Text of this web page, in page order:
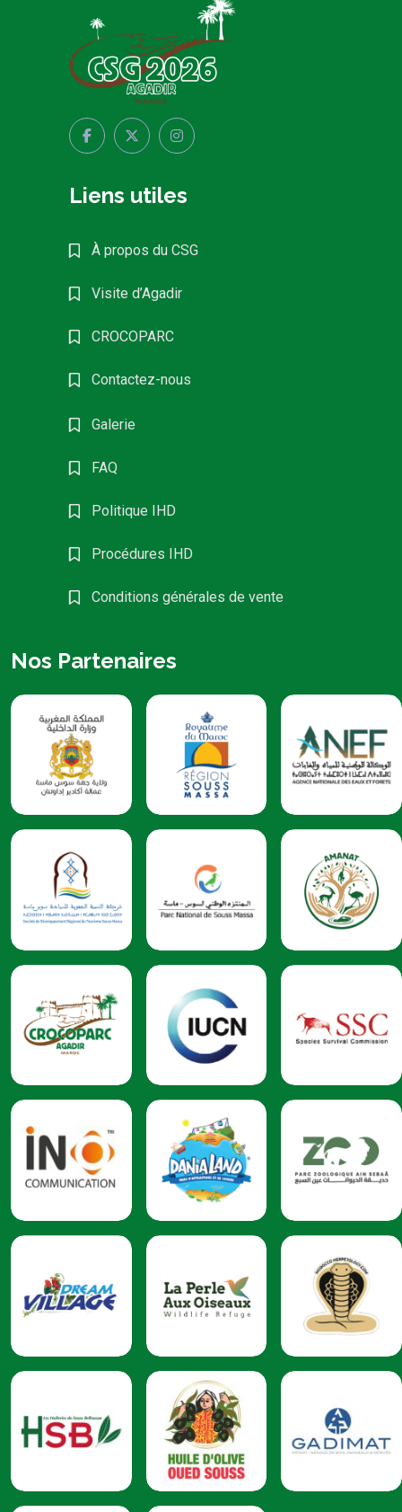
Liens utiles
À propos du CSG
Visite d’Agadir
CROCOPARC
Contactez-nous
Galerie
FAQ
Politique IHD
Procédures IHD
Conditions générales de vente
Nos Partenaires